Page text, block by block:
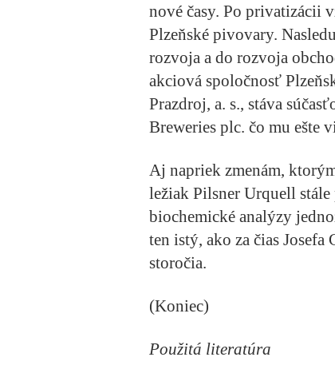
nové časy. Po privatizácii
Plzeňské pivovary.
rozvoja a do rozvoja
akciová spoločnosť
Prazdroj, a. s., stáva
Breweries plc. čo mu ešte
Aj napriek zmenám,
ležiak Pilsner Urquell
biochemické analýzy
ten istý, ako za čias
storočia.
(Koniec)
Použitá literatúra